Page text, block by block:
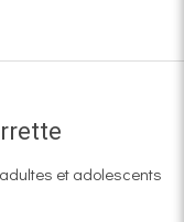
et adolescents